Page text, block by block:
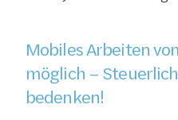
Mobiles Arbeiten
möglich –
bedenken!